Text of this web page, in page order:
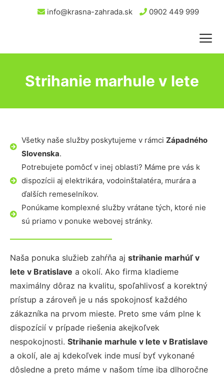
info@krasna-zahrada.sk 0902 449 999
Strihanie marhule v lete
Všetky naše služby poskytujeme v rámci Západného
Slovenska.
Potrebujete pomôcť v inej oblasti? Máme pre vás k
dispozícii aj elektrikára, vodoinštalatéra, murára a
ďalších remeselníkov.
Ponúkame komplexné služby vrátane tých, ktoré nie
sú priamo v ponuke webovej stránky.
Naša ponuka služieb zahŕňa aj strihanie marhúľ v
lete v Bratislave a okolí. Ako firma kladieme
maximálny dôraz na kvalitu, spoľahlivosť a korektný
prístup a zároveň je u nás spokojnosť každého
zákazníka na prvom mieste. Preto sme vám plne k
dispozícií v prípade riešenia akejkoľvek
nespokojnosti. Strihanie marhule v lete v Bratislave
a okolí, ale aj kdekoľvek inde musí byť vykonané
dôsledne a preto máme v našom tíme iba dlhoročne